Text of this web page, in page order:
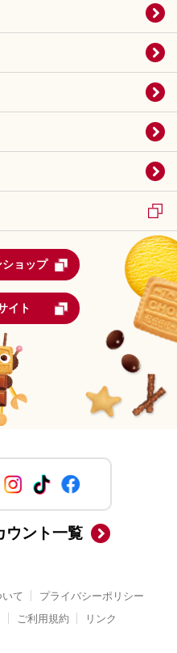
ョップ
イト
ウント一覧
いて
プライバシーポリシー
ご利用規約 リンク